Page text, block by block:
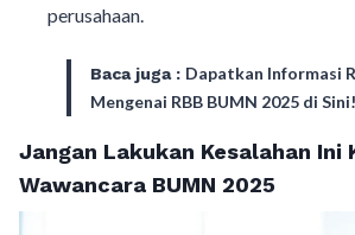
perusahaan.
Baca juga : Dapatkan Informasi
Mengenai RBB BUMN 2025 di Sini!
Jangan Lakukan Kesalahan Ini
Wawancara BUMN 2025